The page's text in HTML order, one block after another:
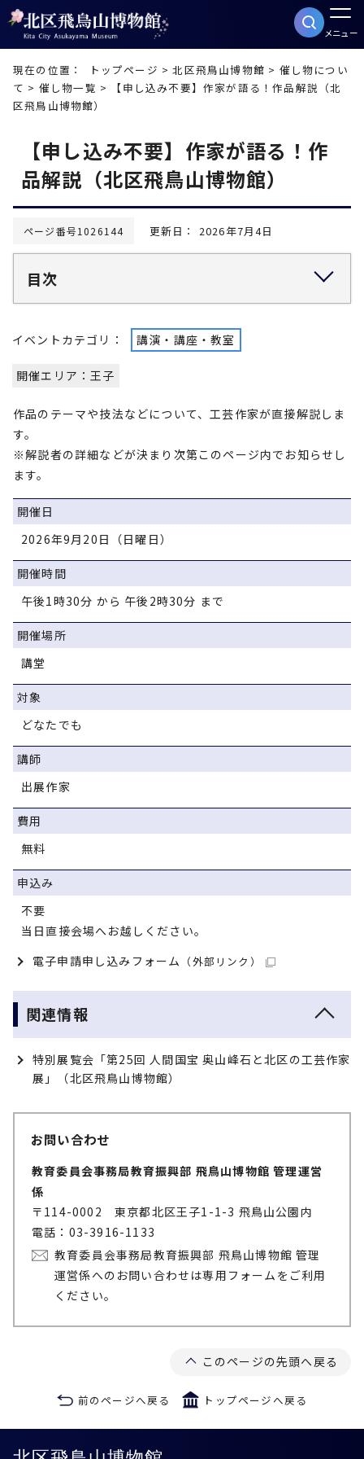
メニュー
現在の位置： トップページ >北区飛鳥山博物館 > 催し物につい
て > 催し物一覧 > 【申し込み不要】作家が語る！作品解説（北
区飛鳥山博物館）
【申し込み不要】作家が語る！作
品解説（北区飛鳥山博物館）
ページ番号1026144 更新日： 2026年7月4日
目次
イベントカテゴリ： 講演・講座・教室
開催エリア：王子
作品のテーマや技法などについて、工芸作家が直接解説しま
す。
※解説者の詳細などが決まり次第このページ内でお知らせし
ます。
開催日
2026年9月20日（日曜日）
開催時間
午後1時30分 から 午後2時30分 まで
開催場所
講堂
対象
どなたでも
講師
出展作家
費用
無料
申込み
不要
当日直接会場へお越しください。
電子申請申し込みフォーム （外部リンク）
関連情報
特別展覧会「第25回 人間国宝 奥山峰石と北区の工芸作家
展」（北区飛鳥山博物館）
お問い合わせ
教育委員会事務局教育振興部 飛鳥山博物館 管理運営
係
〒114-0002 東京都北区王子1-1-3 飛鳥山公園内
電話：03-3916-1133
教育委員会事務局教育振興部 飛鳥山博物館 管理
運営係へのお問い合わせは専用フォームをご利用
ください。
このページの先頭へ戻る
前のページへ戻る トップページへ戻る